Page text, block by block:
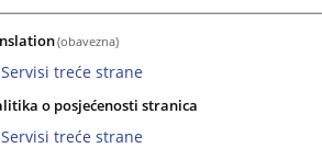
potreba i izrada prijedloga tema za
s Odjeljenjem za sudsku
materijalno-tehničke
uspostavljanja standardizovanih uslova
nad primjenom uspostavljenih
(obavezna)
Servisi treće strane
o posjećenosti stranica
Servisi treće strane